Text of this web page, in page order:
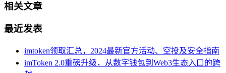
相关文章
最近发表
imtoken领取汇总，2024最新官方活动、空投及安全指南
imToken 2.0重磅升级，从数字钱包到Web3生态入口的跨